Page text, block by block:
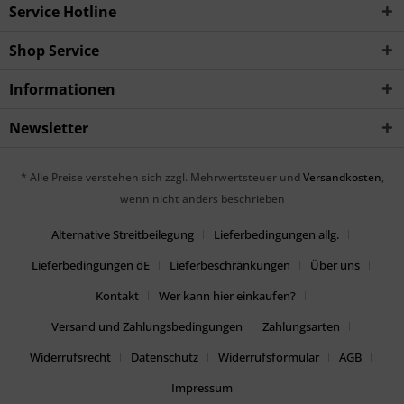
Service Hotline
Shop Service
Informationen
Newsletter
* Alle Preise verstehen sich zzgl. Mehrwertsteuer und Versandkosten,
wenn nicht anders beschrieben
Alternative Streitbeilegung
Lieferbedingungen allg.
Lieferbedingungen öE
Lieferbeschränkungen
Über uns
Kontakt
Wer kann hier einkaufen?
Versand und Zahlungsbedingungen
Zahlungsarten
Widerrufsrecht
Datenschutz Widerrufsformular
AGB
Impressum